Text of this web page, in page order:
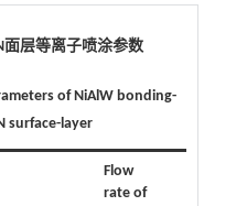
面层等离子喷涂参数
of NiAlW bonding-
surface-layer
Flow
rate of